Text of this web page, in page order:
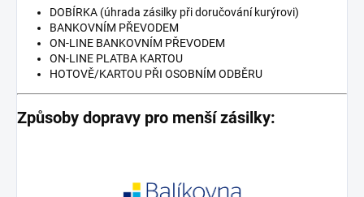
DOBÍRKA (úhrada zásilky při doručování kurýrovi)
BANKOVNÍM PŘEVODEM
ON-LINE BANKOVNÍM PŘEVODEM
ON-LINE PLATBA KARTOU
HOTOVĚ/KARTOU PŘI OSOBNÍM ODBĚRU
Způsoby dopravy pro menší zásilky: